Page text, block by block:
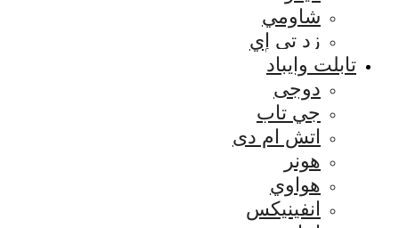
شاومي
زد تي إي
تابلت وايباد
دوجى
جي تاب
اتش ام دى
هونر
هواوي
انفينيكس